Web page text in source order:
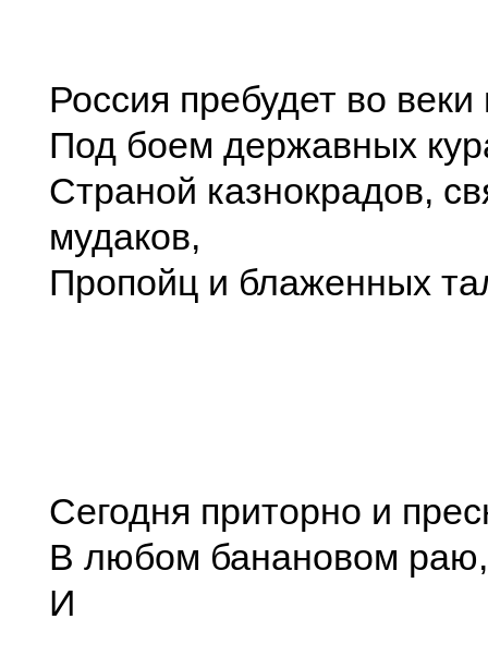
Россия пребудет во веки
Под боем державных
Страной казнокрадов,
мудаков,
Пропойц и блаженных
Сегодня приторно и
В любом банановом раю,
И